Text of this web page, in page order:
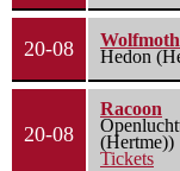
20-08
Hedon
20-08
Racoon
(Hertme))
Tickets